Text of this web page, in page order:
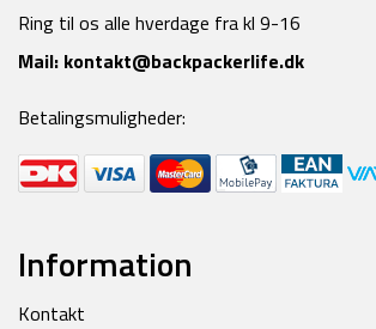
Ring til os alle hverdage fra kl 9-16
Mail: kontakt@backpackerlife.dk
Betalingsmuligheder:
Information
Kontakt